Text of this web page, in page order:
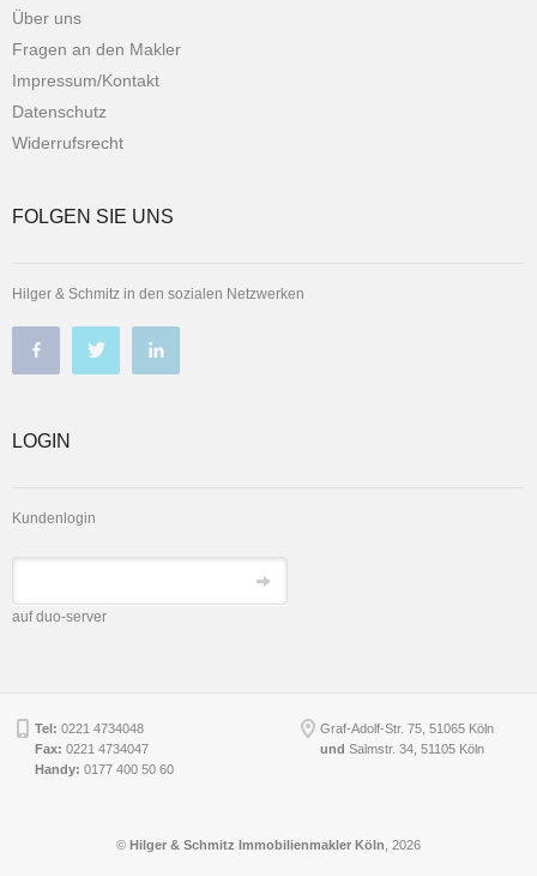
Über uns
Fragen an den Makler
Impressum/Kontakt
Datenschutz
Widerrufsrecht
FOLGEN SIE UNS
Hilger & Schmitz in den sozialen Netzwerken
LOGIN
Kundenlogin
auf duo-server
Tel: 0221 4734048
Fax: 0221 4734047
Handy: 0177 400 50 60
Graf-Adolf-Str. 75, 51065 Köln
und Salmstr. 34 ,51105 Köln
© Hilger & Schmitz Immobilienmakler Köln , 2026